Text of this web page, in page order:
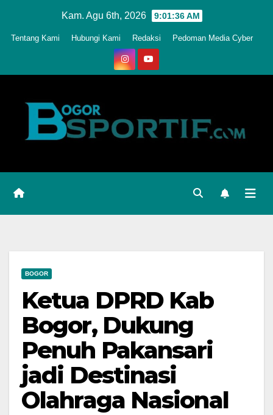
Kam. Agu 6th, 2026 9:01:38 AM
Tentang Kami Hubungi Kami Redaksi Pedoman Media Cyber
BOGOR
Ketua DPRD Kab
Bogor, Dukung
Penuh Pakansari
jadi Destinasi
Olahraga Nasional